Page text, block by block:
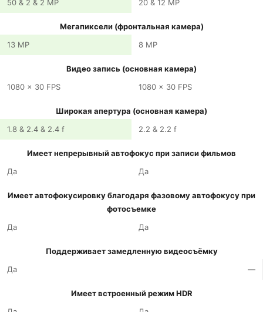
50 & 2 & 2 MP
20 & 12 MP
Мегапиксели (фронтальная камера)
13 MP
8 MP
Видео запись (основная камера)
1080 x 30 FPS
1080 x 30 FPS
Широкая апертура (основная камера)
1.8 & 2.4 & 2.4 f
2.2 & 2.2 f
Имеет непрерывный автофокус при записи фильмов
Да
Да
Имеет автофокусировку благодаря фазовому автофокусу при
фотосъемке
Да
Да
Поддерживает замедленную видеосъёмку
Да
—
Имеет встроенный режим HDR